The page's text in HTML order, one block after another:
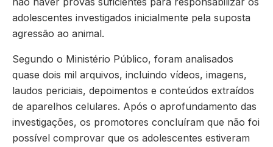
adolescentes investigados inicialmente pela suposta
agressão ao animal.
Segundo o Ministério Público, foram analisados
quase dois mil arquivos, incluindo vídeos, imagens,
laudos periciais, depoimentos e conteúdos extraídos
de aparelhos celulares. Após o aprofundamento das
investigações, os promotores concluíram que não foi
possível comprovar que os adolescentes estiveram